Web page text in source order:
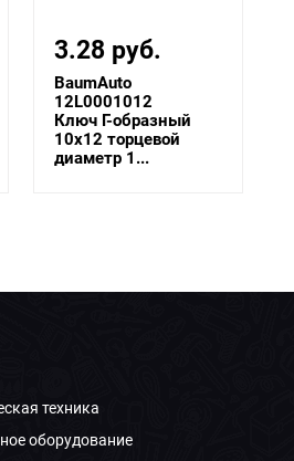
3.28 руб.
BaumAuto
12L0001012
Ключ Г-образный
10х12 торцевой
диаметр 1...
техника
оборудование